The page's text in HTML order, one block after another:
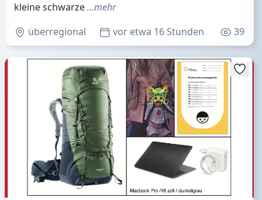
kleine schwarze…mehr
überregional
vor etwa 16 Stunden 39